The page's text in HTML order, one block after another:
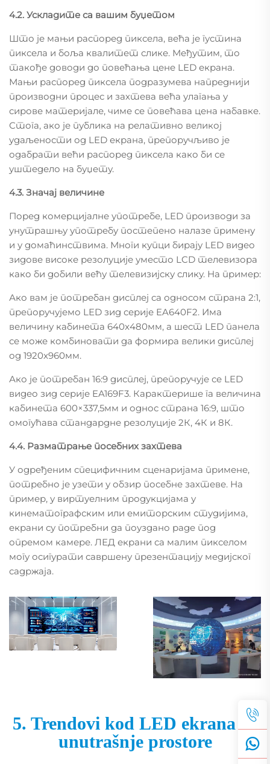
4.2. Ускладите са вашим буџетом
Што је мањи распоред пиксела, већа је густина
пиксела и боља квалитет слике. Међутим, то
такође доводи до повећања цене LED екрана.
Мањи распоред пиксела подразумева напреднији
производни процес и захтева већа улагања у
сирове материјале, чиме се повећава цена набавке.
Стога, ако је публика на релативно великој
удаљености од LED екрана, препоручљиво је
одабрати већи распоред пиксела како би се
уштедело на буџету.
4.3. Значај величине
Поред комерцијалне употребе, LED производи за
унутрашњу употребу постепено налазе примену
и у домаћинствима. Многи купци бирају LED видео
зидове високе резолуције уместо LCD телевизора
како би добили већу телевизијску слику. На пример:
Ако вам је потребан дисплеј са односом страна 2:1,
препоручујемо LED зид серије EA640F2. Има
величину кабинета 640x480мм, а шест LED панела
се може комбиновати да формира велики дисплеј
од 1920x960мм.
Ако је потребан 16:9 дисплеј, препоручује се LED
видео зид серије EA169F3. Карактерише га величина
кабинета 600×337,5мм и однос страна 16:9, што
омогућава стандардне резолуције 2К, 4К и 8К.
4.4. Разматрање посебних захтева
У одређеним специфичним сценаријама примене,
потребно је узети у обзир посебне захтеве. На
пример, у виртуелним продукцијама у
кинематографским или емиторским студијима,
екрани су потребни да поуздано раде под
опремом камере. ЛЕД екрани са малим пикселом
могу осигурати савршену презентацију медијског
садржаја.
5. Trendovi kod LED ekrana za
unutrašnje prostore